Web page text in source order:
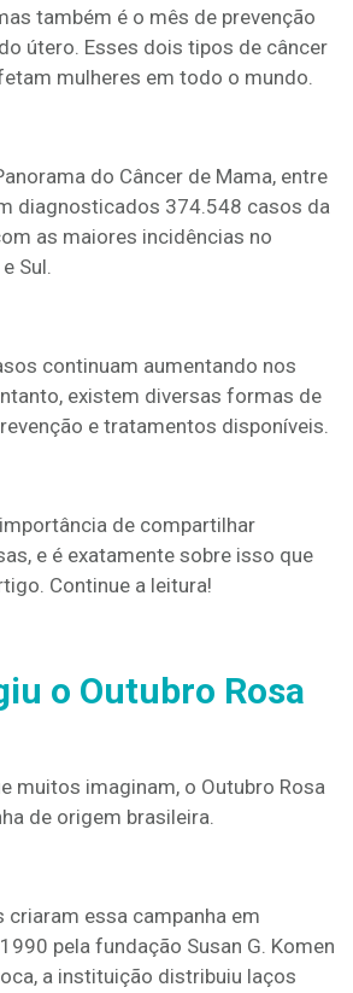
também é o mês de prevenção
útero. Esses dois tipos de câncer
mulheres em todo o mundo.
do Câncer de Mama, entre
diagnosticados 374.548 casos da
as maiores incidências no
Sul.
continuam aumentando nos
existem diversas formas de
e tratamentos disponíveis.
de compartilhar
e é exatamente sobre isso que
Continue a leitura!
o Outubro Rosa
muitos imaginam, o Outubro Rosa
de origem brasileira.
criaram essa campanha em
pela fundação Susan G. Komen
a instituição distribuiu laços